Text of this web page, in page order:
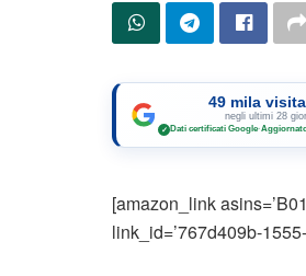
49 mila
negli ultimi 28
✓ Dati certificati Google·
[amazon_link
link_id=’767d409b-